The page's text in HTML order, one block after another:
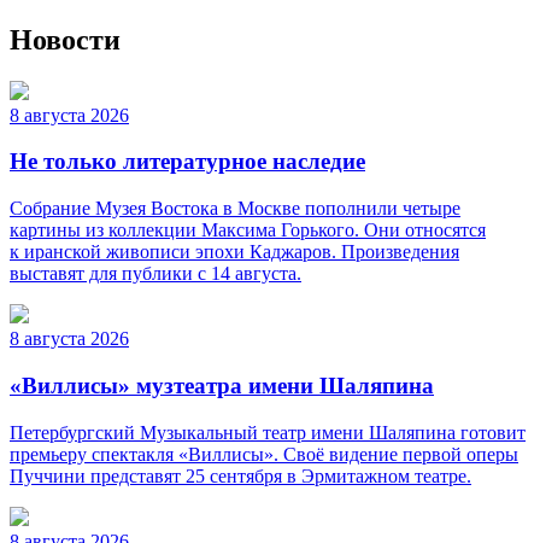
Новости
8 августа 2026
Не только литературное наследие
Собрание Музея Востока в Москве пополнили четыре
картины из коллекции Максима Горького. Они относятся
к иранской живописи эпохи Каджаров. Произведения
выставят для публики с 14 августа.
8 августа 2026
«Виллисы» музтеатра имени Шаляпина
Петербургский Музыкальный театр имени Шаляпина готовит
премьеру спектакля «Виллисы». Своё видение первой оперы
Пуччини представят 25 сентября в Эрмитажном театре.